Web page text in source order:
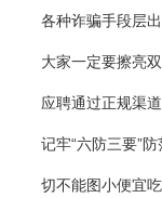
各种诈骗手段层
大家一定要擦亮
应聘通过正规渠道
记牢“六防三要”防
切不能图小便宜